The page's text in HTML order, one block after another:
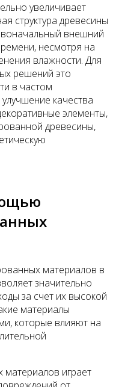
увеличивает
структура древесины
внешний
несмотря на
влажности. Для
решений это
в частом
качества
элементы,
древесины,
материалов в
значительно
за счет их высокой
материалы
которые влияют на
материалов играет